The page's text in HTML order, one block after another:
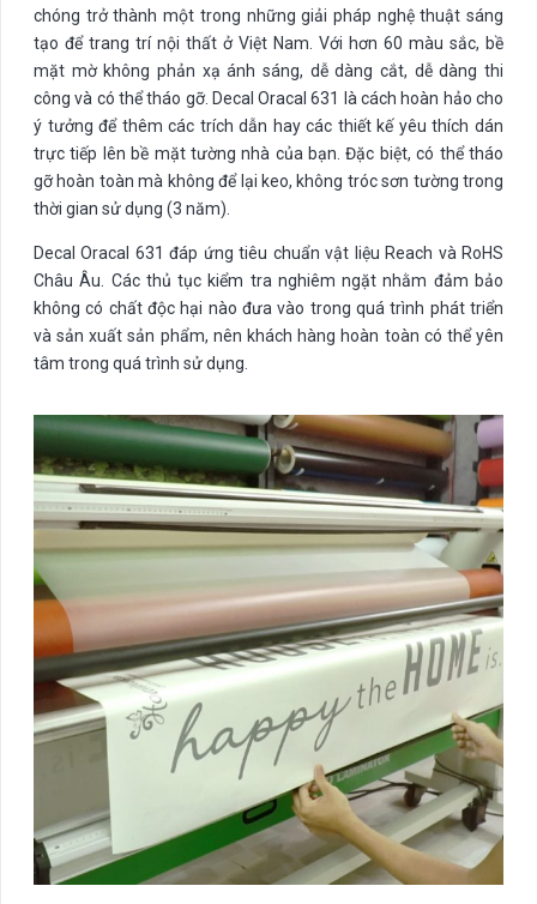
chóng trở thành một trong những giải pháp nghệ thuật sáng
tạo để trang trí nội thất ở Việt Nam. Với hơn 60 màu sắc, bề
mặt mờ không phản xạ ánh sáng, dễ dàng cắt, dễ dàng thi
công và có thể tháo gỡ. Decal Oracal 631 là cách hoàn hảo cho
ý tưởng để thêm các trích dẫn hay các thiết kế yêu thích dán
trực tiếp lên bề mặt tường nhà của bạn. Đặc biệt, có thể tháo
gỡ hoàn toàn mà không để lại keo, không tróc sơn tường trong
thời gian sử dụng (3 năm).
Decal Oracal 631 đáp ứng tiêu chuẩn vật liệu Reach và RoHS
Châu Âu. Các thủ tục kiểm tra nghiêm ngặt nhằm đảm bảo
không có chất độc hại nào đưa vào trong quá trình phát triển
và sản xuất sản phẩm, nên khách hàng hoàn toàn có thể yên
tâm trong quá trình sử dụng.